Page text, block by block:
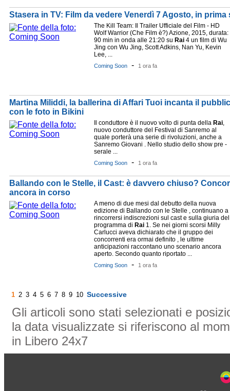
Stasera in TV: Film da vedere Venerdì 7 Agosto, in prima
The Kill Team: Il Trailer Ufficiale del Film - HD
Wolf Warrior (Che Film è?) Azione, 2015, durata:
90 min in onda alle 21:20 su Rai 4 un film di Wu
Jing con Wu Jing, Scott Adkins, Nan Yu, Kevin
Lee, ...
Coming Soon - 1 ora fa
Martina Miliddi, la ballerina di Affari Tuoi incanta il
con le foto in Bikini
Il conduttore è il nuovo volto di punta della Rai,
nuovo conduttore del Festival di Sanremo al
quale porterà una serie di rivoluzioni, anche a
Sanremo Giovani . Nello studio dello show pre -
serale ...
Coming Soon - 1 ora fa
Ballando con le Stelle, il Cast: è davvero chiuso?
ancora in corso
A meno di due mesi dal debutto della nuova
edizione di Ballando con le Stelle , continuano a
rincorrersi indiscrezioni sul cast e sulla giuria del
programma di Rai 1. Se nei giorni scorsi Milly
Carlucci aveva dichiarato che il gruppo dei
concorrenti era ormai definito , le ultime
anticipazioni raccontano uno scenario ancora
aperto. Secondo quanto riportato ...
Coming Soon - 1 ora fa
1 2 3 4 5 6 7 8 9 10 Successive
Gli articoli sono stati selezionati e
la data visualizzate si riferiscono al
in Libero 24x7